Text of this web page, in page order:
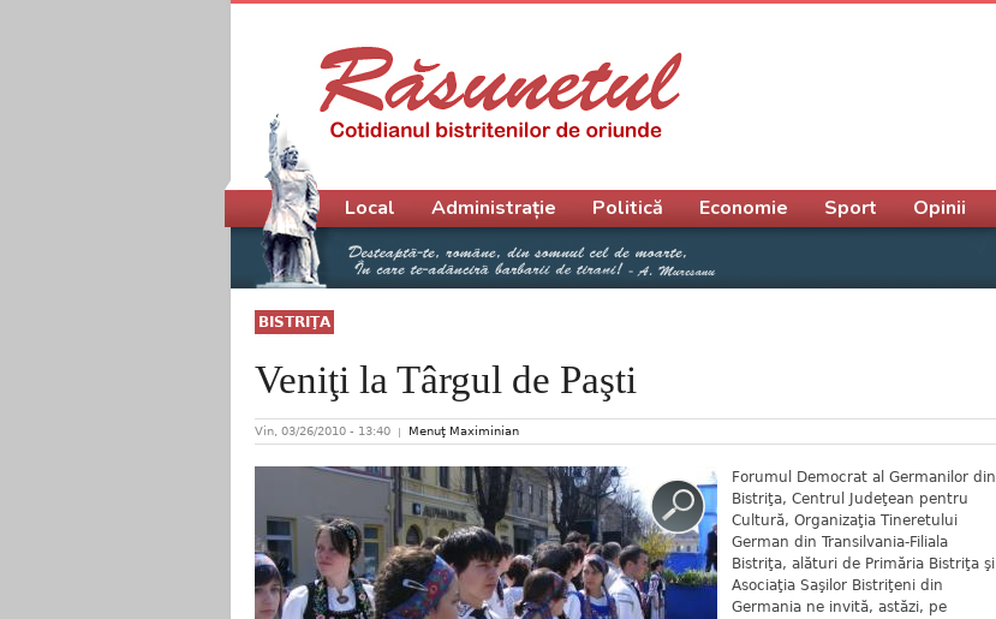
BISTRIŢA
Veniţi la Târgul de Paşti
Vin, 03/26/2010 - 13:40 Menuţ Maximinian
Forumul Democrat al Germanilor din
Bistriţa, Centrul Judeţean pentru
Cultură, Organizaţia Tineretului
German din Transilvania-Filiala
Bistriţa, alături de Primăria Bistriţa şi
Asociaţia Saşilor Bistriţeni din
Germania ne invită, astăzi, pe
Meniu principal
Local Administrație Politică Economie Sport Opinii